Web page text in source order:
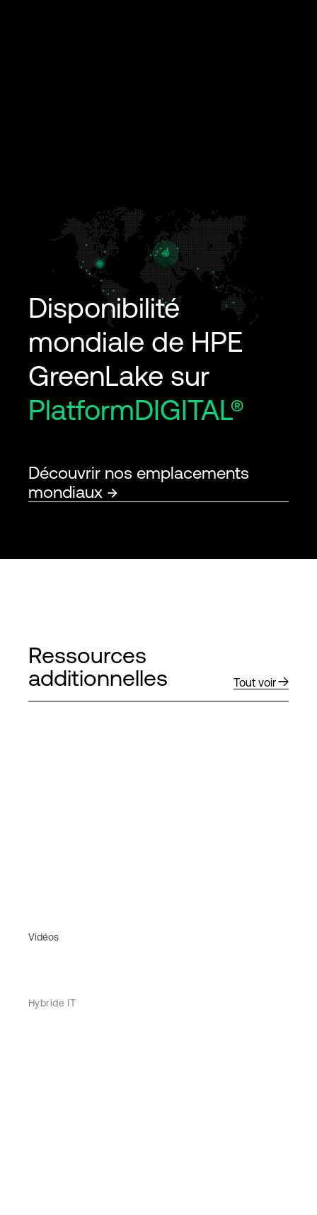
Disponibilité
mondiale de HPE
GreenLake sur
PlatformDIGITAL®
Découvrir nos emplacements
mondiaux
Ressources
additionnelles
Tout voir
Vidéos
Hybride IT